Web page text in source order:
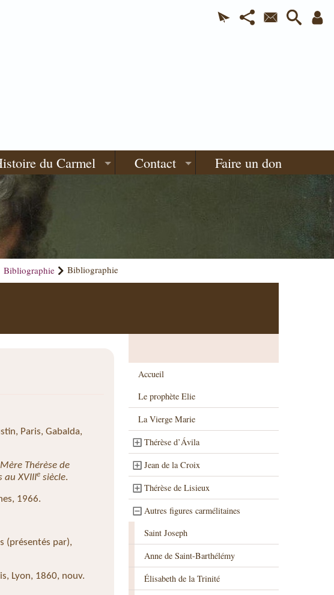
du Carmel Contact Faire un don
Bibliographie Bibliographie
Paris, Gabalda,
Thérèse de
au XVIIIesiècle.
1966.
(présentés par),
Lyon, 1860, nouv.
Accueil
Le prophète Elie
La Vierge Marie
Thérèse d’Ávila
Jean de la Croix
Thérèse de Lisieux
Autres figures carmélitaines
Saint Joseph
Anne de Saint-Barthélémy
Élisabeth de la Trinité